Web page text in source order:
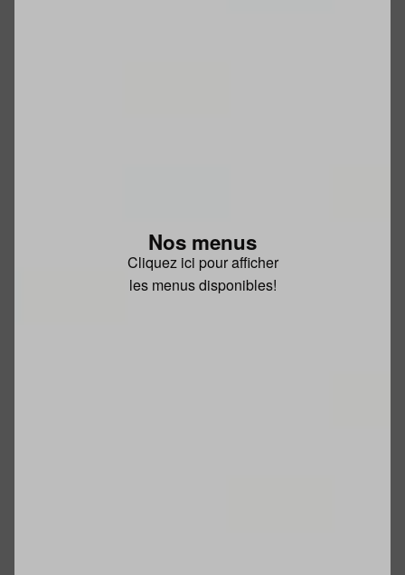
Nos menus
Cliquez ici pour afficher
les menus disponibles!